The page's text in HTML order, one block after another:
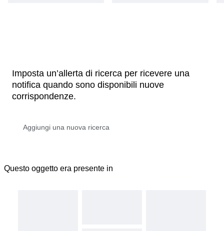
Imposta un’allerta di ricerca per ricevere una
notifica quando sono disponibili nuove
corrispondenze.
Questo oggetto era presente in